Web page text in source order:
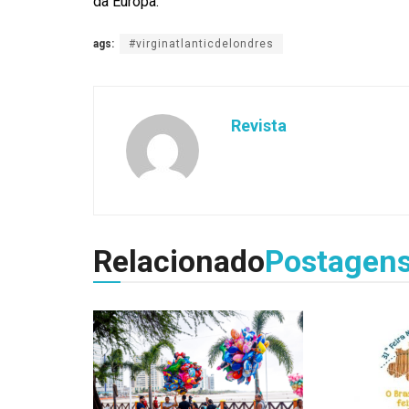
ags: #virginatlanticdelondres
Revista
Relacionado